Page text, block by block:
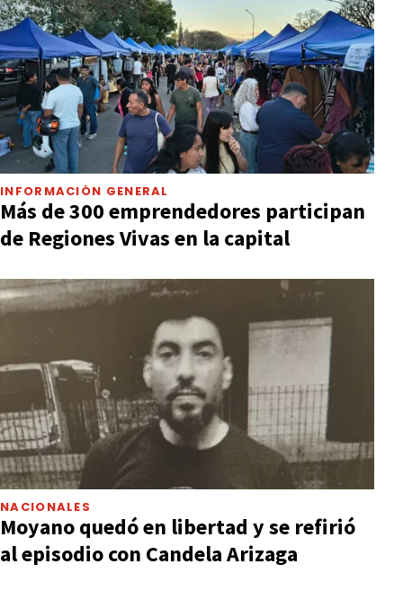
INFORMACIÓN GENERAL
Más de 300 emprendedores participan
de Regiones Vivas en la capital
NACIONALES
Moyano quedó en libertad y se refirió
al episodio con Candela Arizaga